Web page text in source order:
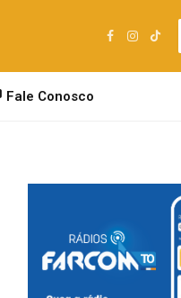
Facebook
Fale Conosco